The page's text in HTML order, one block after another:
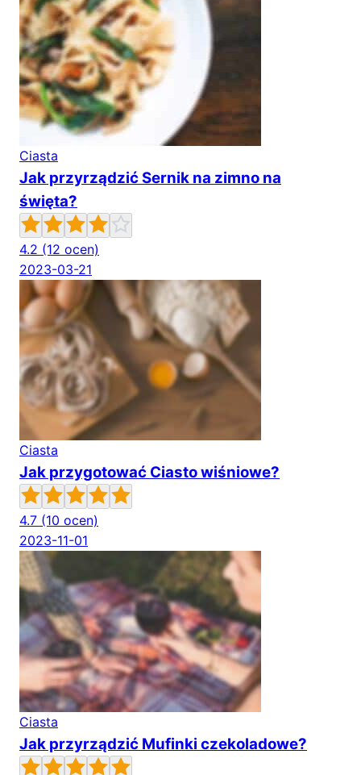
Ciasta
Jak przyrządzić Sernik na zimno na
święta?
4.2 (12 ocen)
2023-03-21
Ciasta
Jak przygotować Ciasto wiśniowe?
4.7 (10 ocen)
2023-11-01
Ciasta
Jak przyrządzić Mufinki czekoladowe?